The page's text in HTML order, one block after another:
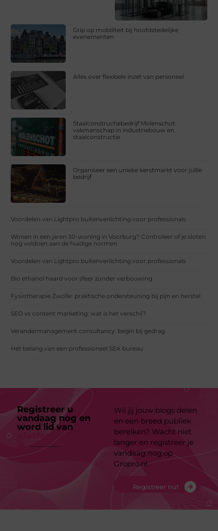
Grip op mobiliteit bij hoofdstedelijke
evenementen
Alles over flexibele inzet van personeel
Staalconstructiebedrijf Molenschot:
vakmanschap in industriebouw en
staalconstructie
Organiseer een unieke kerstmarkt voor jullie
bedrijf
Voordelen van Lightpro buitenverlichting voor professionals
Wonen in een jaren 30-woning in Voorburg? Controleer of je sloten
nog voldoen aan de huidige normen
Voordelen van Lightpro buitenverlichting voor professionals
Bio ethanol haard voor sfeer zonder verbouwing
Fysiotherapie Zwolle: praktische ondersteuning bij pijn en herstel
SEO vs content marketing: wat is het verschil?
Verandermanagement consultancy: begin bij gedrag
Het belang van een professioneel SEA bureau
Registreer u
vandaag nog en
word lid van
platform
Wil jij jouw blogs delen
en een breed publiek
bereiken? Wacht niet
langer en registreer je
vandaag nog op
Gropro.nl
Registreer nu!